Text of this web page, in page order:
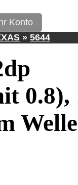
Konto
» 5644
0.8),
Welle